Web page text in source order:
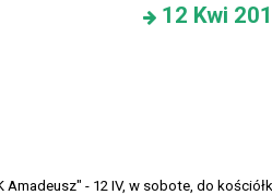
12 Kwi
- 12 IV, w sobote, do